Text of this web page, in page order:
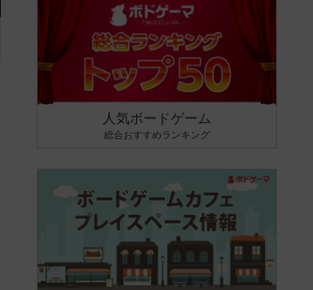
人気ボードゲーム
総合おすすめランキング